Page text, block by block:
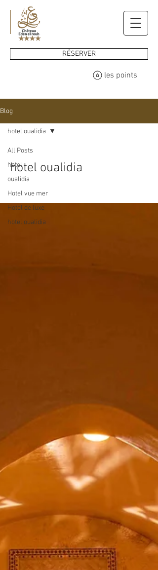
RÉSERVER
les points
Blog
All Posts
hotel
oualidia
Hotel vue mer
Hotel de luxe
hotel oualidia
hotel oualidia
hotel oualidia